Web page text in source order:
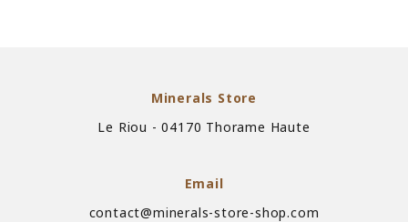
Minerals Store
Le Riou - 04170 Thorame Haute
Email
contact@minerals-store-shop.com